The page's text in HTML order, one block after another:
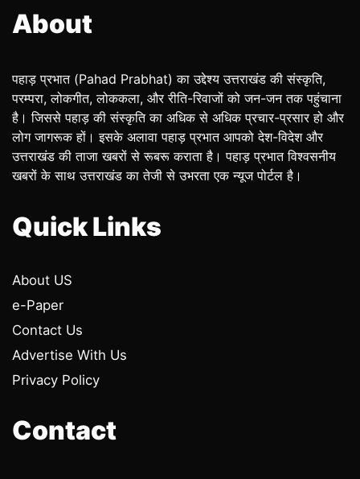
About
पहाड़ प्रभात (Pahad Prabhat) का उद्देश्य उत्तराखंड की संस्कृति,
परम्परा, लोकगीत, लोककला, और रीति-रिवाजों को जन-जन तक पहुंचाना
है। जिससे पहाड़ की संस्कृति का अधिक से अधिक प्रचार-प्रसार हो और
लोग जागरूक हों। इसके अलावा पहाड़ प्रभात आपको देश-विदेश और
उत्तराखंड की ताजा खबरों से रूबरू कराता है। पहाड़ प्रभात विश्वसनीय
खबरों के साथ उत्तराखंड का तेजी से उभरता एक न्यूज पोर्टल है।
Quick Links
About US
e-Paper
Contact Us
Advertise With Us
Privacy Policy
Contact